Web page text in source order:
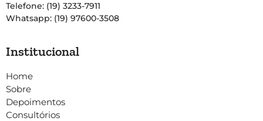
Telefone: (19) 3233-7911
Whatsapp: (19) 97600-3508
Institucional
Home
Sobre
Depoimentos
Consultórios